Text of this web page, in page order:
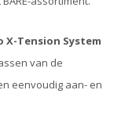
Tension System
van de
eenvoudig aan- en